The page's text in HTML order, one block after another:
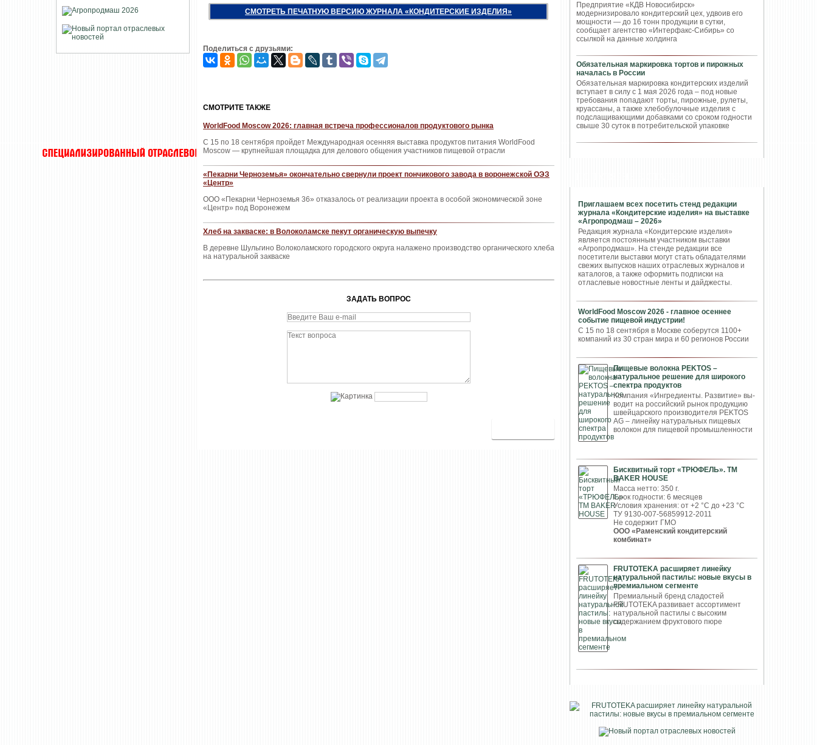
Предприятие «КДВ Новосибирск»
модернизировало кондитерский цех, удвоив его
мощности — до 16 тонн продукции в сутки,
сообщает агентство «Интерфакс-Сибирь» со
ссылкой на данные холдинга
Обязательная маркировка тортов и пирожных
началась в России
Обязательная маркировка кондитерских изделий
вступает в силу с 1 мая 2026 года – под новые
требования попадают торты, пирожные, рулеты,
круассаны, а также хлебобулочные изделия с
подслащивающими добавками со сроком годности
свыше 30 суток в потребительской упаковке
Приглашаем всех посетить стенд редакции
журнала «Кондитерские изделия» на выставке
«Агропродмаш – 2026»
Редакция журнала «Кондитерские изделия»
является постоянным участником выставки
«Агропродмаш». На стенде редакции все
посетители выставки могут стать обладателями
свежих выпусков наших отраслевых журналов и
каталогов, а также оформить подписки на
отласлевые новостные ленты и дайджесты.
WorldFood Moscow 2026 - главное осеннее
событие пищевой индустрии!
С 15 по 18 сентября в Москве соберутся 1100+
компаний из 30 стран мира и 60 регионов России
Пищевые волокна PEKTOS –
натуральное решение для широкого
спектра продуктов
Компания «Ингредиенты. Развитие» вы­
водит на российский рынок продукцию
швей­царского производителя PEKTOS
AG – ли­нейку натуральных пищевых
волокон для пи­щевой промышленности
Бисквитный торт «ТРЮФЕЛЬ». ТМ
BAKER HOUSE
Масса нетто: 350 г.
Срок годности: 6 месяцев
Условия хранения: от +2 °С до +23 °С
ТУ 9130-007-56859912-2011
Не содержит ГМО
ООО «Раменский кондитерский
комбинат»
FRUTOTEKA расширяет линейку
натуральной пастилы: новые вкусы в
премиальном сегменте
Премиальный бренд сладостей
FRUTOTEKA развивает ассортимент
натуральной пастилы с высоким
содержанием фруктового пюре
СМОТРЕТЬ ПЕЧАТНУЮ ВЕРСИЮ ЖУРНАЛА «КОНДИТЕРСКИЕ ИЗДЕЛИЯ»
Поделиться с друзьями:
CМОТРИТЕ ТАКЖЕ
WorldFood Moscow 2026: главная встреча профессионалов продуктового рынка
С 15 по 18 сентября пройдет Международная осенняя выставка продуктов питания WorldFood
Moscow — крупнейшая площадка для делового общения участников пищевой отрасли
«Пекарни Черноземья» окончательно свернули проект пончикового завода в воронежской ОЭЗ
«Центр»
ООО «Пекарни Черноземья 36» отказалось от реализации проекта в особой экономической зоне
«Центр» под Воронежем
Хлеб на закваске: в Волоколамске пекут органическую выпечку
В деревне Шульгино Волоколамского городского округа налажено производство органического хлеба
на натуральной закваске
ЗАДАТЬ ВОПРОС